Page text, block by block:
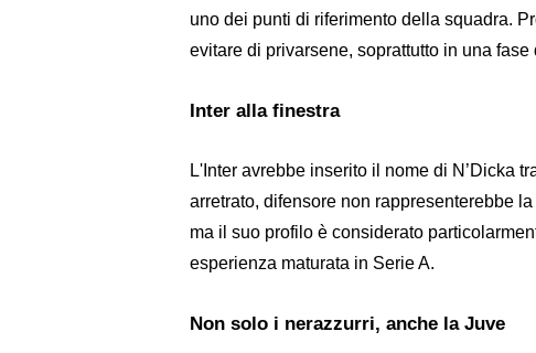
uno dei punti di riferimento della squadra.
evitare di privarsene, soprattutto in una
Inter alla finestra
L'Inter avrebbe inserito il nome di N’Dicka
arretrato, difensore non rappresenterebbe
ma il suo profilo è considerato
esperienza maturata in Serie A.
Non solo i nerazzurri, anche la Juve